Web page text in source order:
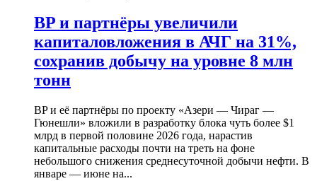
BP и партнёры увеличили
капиталовложения в АЧГ на 31%,
сохранив добычу на уровне 8 млн
тонн
BP и её партнёры по проекту «Азери — Чираг —
Гюнешли» вложили в разработку блока чуть более $1
млрд в первой половине 2026 года, нарастив
капитальные расходы почти на треть на фоне
небольшого снижения среднесуточной добычи нефти. В
январе — июне на...